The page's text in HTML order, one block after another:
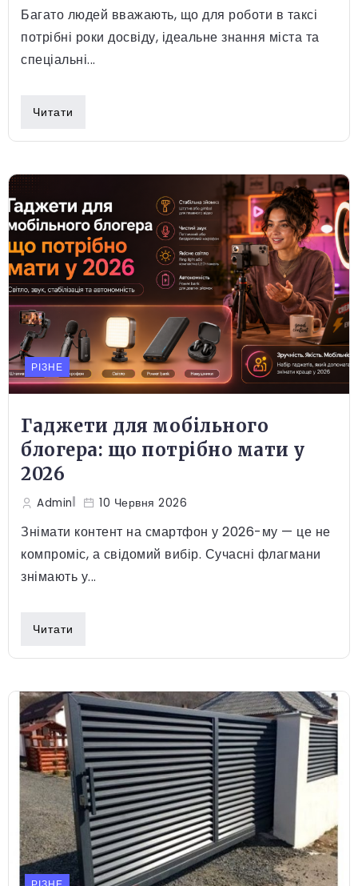
Багато людей вважають, що для роботи в таксі
потрібні роки досвіду, ідеальне знання міста та
спеціальні...
Читати
РІЗНЕ
Гаджети для мобільного
блогера: що потрібно мати у
2026
Admin 10 Червня 2026
Знімати контент на смартфон у 2026-му — це не
компроміс, а свідомий вибір. Сучасні флагмани
знімають у...
Читати